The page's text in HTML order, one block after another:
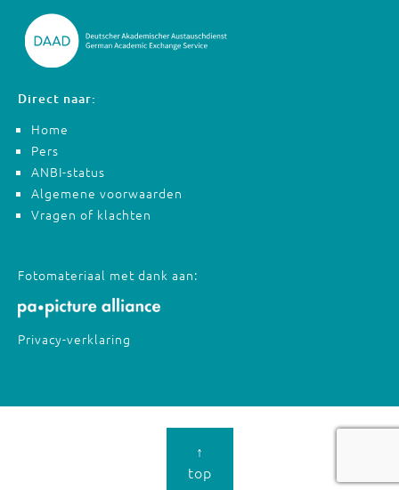
Direct naar:
Home
Pers
ANBI-status
Algemene voorwaarden
Vragen of klachten
Fotomateriaal met dank aan:
Privacy-verklaring
↑
top